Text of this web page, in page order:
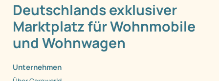
Deutschlands exklusiver
Marktplatz für Wohnmobile
und Wohnwagen
Unternehmen